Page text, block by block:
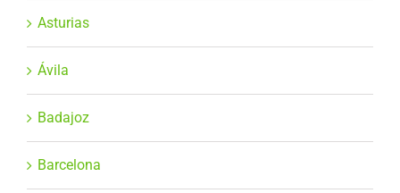
Asturias
Ávila
Badajoz
Barcelona